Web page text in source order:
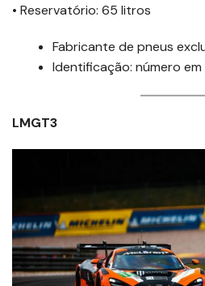
• Reservatório: 65 litros
Fabricante de pneus
Identificação: número
LMGT3